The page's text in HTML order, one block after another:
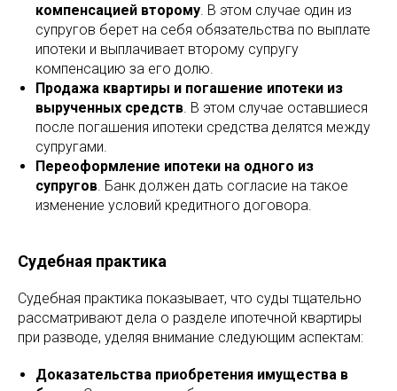
компенсацией второму. В этом случае один из
супругов берет на себя обязательства по выплате
ипотеки и выплачивает второму супругу
компенсацию за его долю.
Продажа квартиры и погашение ипотеки из
вырученных средств. В этом случае оставшиеся
после погашения ипотеки средства делятся между
супругами.
Переоформление ипотеки на одного из
супругов. Банк должен дать согласие на такое
изменение условий кредитного договора.
Судебная практика
Судебная практика показывает, что суды тщательно
рассматривают дела о разделе ипотечной квартиры
при разводе, уделяя внимание следующим аспектам:
Доказательства приобретения имущества в